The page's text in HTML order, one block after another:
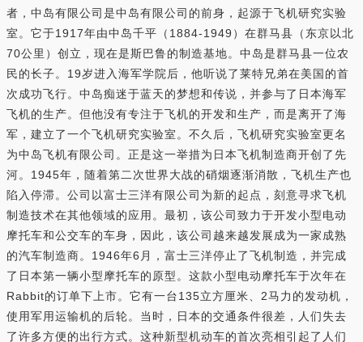
者，中岛有限公司是中岛有限公司的前身，起源于飞机研究实验
室。它于1917年由中岛千平（1884-1949）在群马县（东京以北
70公里）创立，现在是斯巴鲁的制造基地。中岛是群马县一位农
民的长子。19岁进入海军学院后，他听说了莱特兄弟在美国的首
次成功飞行。中岛痴迷于蓝天的梦想和传说，并参与了日本海军
飞机的生产。但他没有专注于飞机的开发和生产，而是离开了海
军，建立了一个飞机研究实验室。不久后，飞机研究实验室更名
为中岛飞机有限公司。正是这一举措为日本飞机制造商开创了先
河。1945年，随着第二次世界大战的硝烟逐渐消散，飞机生产也
陷入停滞。公司以富士三洋有限公司为新的起点，刻意寻求飞机
制造技术在其他领域的应用。最初，该公司致力于开发小型电动
摩托车和公交车的车身，因此，该公司越来越发展成为一家成熟
的汽车制造商。1946年6月，富士三洋停止了飞机制造，并完成
了日本第一辆小型摩托车的原型。这款小型电动摩托车于次年在
Rabbit的订单下上市。它有一台135立方厘米、2马力的发动机，
使用军用运输机的后轮。当时，日本的交通条件很差，人们失去
了许多方便的出行方式。这种新型机动车的首次亮相引起了人们